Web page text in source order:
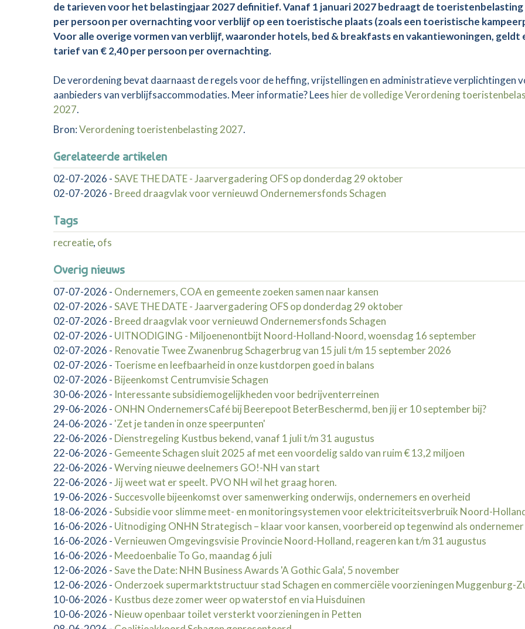
de tarieven voor het belastingjaar 2027 definitief. Vanaf 1 januari 2027 bedraagt de toeristenbelasting
per persoon per overnachting voor verblijf op een toeristische plaats (zoals een toeristische
Voor alle overige vormen van verblijf, waaronder hotels, bed & breakfasts en vakantiewoningen, geldt
tarief van € 2,40 per persoon per overnachting.
De verordening bevat daarnaast de regels voor de heffing, vrijstellingen en administratieve verplichtingen
aanbieders van verblijfsaccommodaties. Meer informatie? Lees hier de volledige Verordening
2027.
Bron:Verordening toeristenbelasting 2027.
Gerelateerde artikelen
02-07-2026 -SAVE THE DATE - Jaarvergadering OFS op donderdag 29 oktober
02-07-2026 - Breed draagvlak voor vernieuwd Ondernemersfonds Schagen
Tags
recreatie, ofs
Overig nieuws
07-07-2026 - Ondernemers, COA en gemeente zoeken samen naar kansen
02-07-2026 -SAVE THE DATE - Jaarvergadering OFS op donderdag 29 oktober
02-07-2026 - Breed draagvlak voor vernieuwd Ondernemersfonds Schagen
02-07-2026 - UITNODIGING - Miljoenenontbijt Noord-Holland-Noord, woensdag 16 september
02-07-2026 - Renovatie Twee Zwanenbrug Schagerbrug van 15 juli t/m 15 september 2026
02-07-2026 - Toerisme en leefbaarheid in onze kustdorpen goed in balans
02-07-2026 - Bijeenkomst Centrumvisie Schagen
30-06-2026 - Interessante subsidiemogelijkheden voor bedrijventerreinen
29-06-2026 - ONHN OndernemersCafé bij Beerepoot BeterBeschermd, ben jij er 10 september bij?
24-06-2026 - 'Zet je tanden in onze speerpunten'
22-06-2026 - Dienstregeling Kustbus bekend, vanaf 1 juli t/m 31 augustus
22-06-2026 - Gemeente Schagen sluit 2025 af met een voordelig saldo van ruim € 13,2 miljoen
22-06-2026 -Werving nieuwe deelnemers GO!-NH van start
22-06-2026 -Jij weet wat er speelt. PVO NH wil het graag horen.
19-06-2026 -Succesvolle bijeenkomst over samenwerking onderwijs, ondernemers en overheid
18-06-2026 -Subsidie voor slimme meet- en monitoringsystemen voor elektriciteitsverbruik Noord-
16-06-2026 - Uitnodiging ONHN Strategisch – klaar voor kansen, voorbereid op tegenwind als ondernemer
16-06-2026 -Vernieuwen Omgevingsvisie Provincie Noord-Holland, reageren kan t/m 31 augustus
16-06-2026 - Meedoenbalie To Go, maandag 6 juli
12-06-2026 -Save the Date: NHN Business Awards 'A Gothic Gala', 5 november
12-06-2026 - Onderzoek supermarktstructuur stad Schagen en commerciële voorzieningen Muggenburg-
10-06-2026 - Kustbus deze zomer weer op waterstof en via Huisduinen
10-06-2026 - Nieuw openbaar toilet versterkt voorzieningen in Petten